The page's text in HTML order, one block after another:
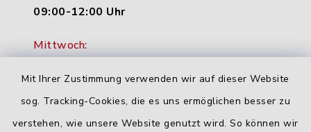
Mit Ihrer Zustimmung verwenden wir auf dieser Website
sog. Tracking-Cookies, die es uns ermöglichen besser zu
verstehen, wie unsere Website genutzt wird. So können wir
09:00-12:00 Uhr
Mittwoch:
Freitag:
geschlossen